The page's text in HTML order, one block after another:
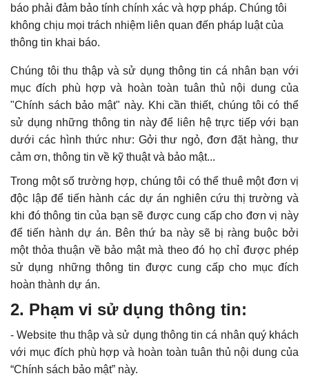
báo phải đảm bảo tính chính xác và hợp pháp. Chúng tôi
không chịu mọi trách nhiệm liên quan đến pháp luật của
thông tin khai báo.
Chúng tôi thu thập và sử dụng thông tin cá nhân bạn với
mục đích phù hợp và hoàn toàn tuân thủ nội dung của
"Chính sách bảo mật" này. Khi cần thiết, chúng tôi có thể
sử dụng những thông tin này để liên hệ trực tiếp với bạn
dưới các hình thức như: Gởi thư ngỏ, đơn đặt hàng, thư
cảm ơn, thông tin về kỹ thuật và bảo mật...
Trong một số trường hợp, chúng tôi có thể thuê một đơn vị
độc lập để tiến hành các dự án nghiên cứu thị trường và
khi đó thông tin của bạn sẽ được cung cấp cho đơn vị này
để tiến hành dự án. Bên thứ ba này sẽ bị ràng buộc bởi
một thỏa thuận về bảo mật mà theo đó họ chỉ được phép
sử dụng những thông tin được cung cấp cho mục đích
hoàn thành dự án.
2. Phạm vi sử dụng thông tin:
- Website thu thập và sử dụng thông tin cá nhân quý khách
với mục đích phù hợp và hoàn toàn tuân thủ nội dung của
“Chính sách bảo mật” này.